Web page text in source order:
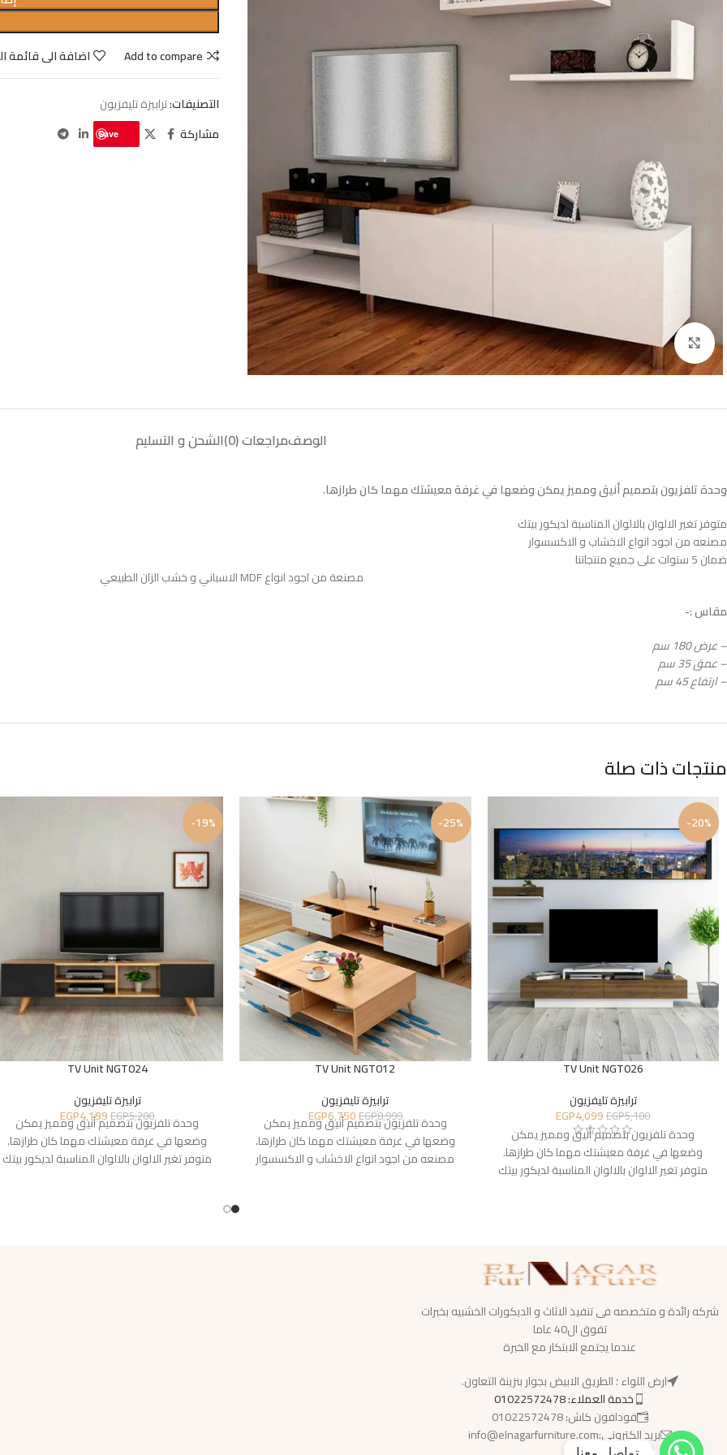
Click to enlarge
Add to compare اضافة الى قائمة
التصنيفات:ترابيزة تليفزيون
مشاركة
Save
الوصفمراجعات (0) الشحن و التسليم
وحدة تلفزيون بتصميم أنيق ومميز يمكن وضعها في غرفة معيشتك مهما كان طرازها.
متوفر تغير الالوان بالالوان المناسبة لديكور بيتك
مصنعه من اجود انواع الاخشاب و الاكسسوار
ضمان 5 سنوات على جميع منتجاتنا
مصنعة من اجود انواع MDF الاسباني و خشب الزان الطبيعي
مقاس :-
– عرض 180 سم
– عمق 35 سم
– ارتفاع 45 سم
منتجات ذات صلة
-20%
TV Unit NGT026
ترابيزة تليفزيون
EGP5,100
EGP4,099
وحدة تلفزيون بتصميم أنيق ومميز يمكن
وضعها في غرفة معيشتك مهما كان طرازها.
متوفر تغير الالوان بالالوان المناسبة لديكور بيتك
-25%
TV Unit NGT012
ترابيزة تليفزيون
EGP8,999
EGP6,750
وحدة تلفزيون بتصميم أنيق ومميز يمكن
وضعها في غرفة معيشتك مهما كان طرازها.
مصنعه من اجود انواع الاخشاب و الاكسسوار
-19%
TV Unit NGT024
ترابيزة تليفزيون
EGP5,200
EGP4,199
وحدة تلفزيون بتصميم أنيق ومميز يمكن
وضعها في غرفة معيشتك مهما كان طرازها.
متوفر تغير الالوان بالالوان المناسبة لديكور بيتك
شركه رائدة و متخصصه فى تنفيذ الاثاث و الديكورات الخشبيه بخبرات
تفوق ال40 عاما
عندما يجتمع الابتكار مع الخبرة
ارض اللواء ؛ الطريق الابيض بجوار بنزينة التعاون.
خدمة العملاء: 01022572478
فودافون كاش: 01022572478
بريد الكترونى:info@elnagarfurniture.com